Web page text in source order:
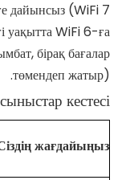
дайынсыз (WiFi 7
уақытта WiFi 6-ға
бірақ бағалар
төмендеп жатыр).
кестесі
жағдайыңыз